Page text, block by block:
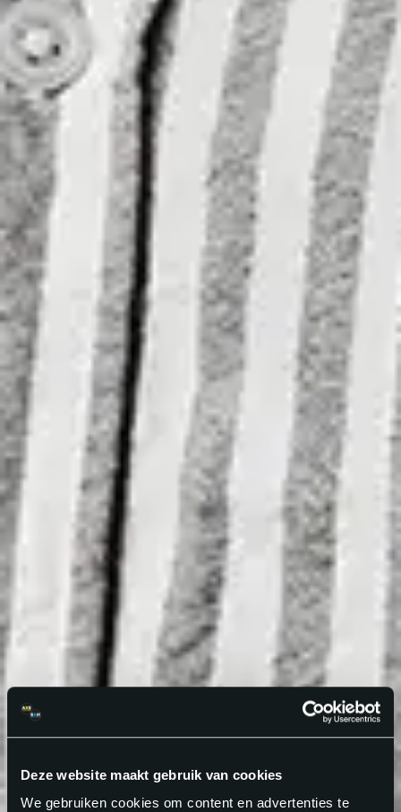
Deze website maakt gebruik van cookies
We gebruiken cookies om content en advertenties te